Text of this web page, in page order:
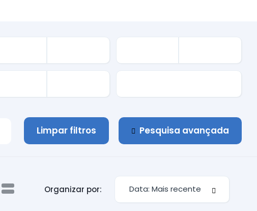
Limpar filtros Pesquisa avançada
Organizar por: Data: Mais recente